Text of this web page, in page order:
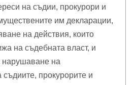
на съдии, прокурори и
им декларации,
на действия, които
на съдебната власт, и
нарушаване на
съдиите, прокурорите и